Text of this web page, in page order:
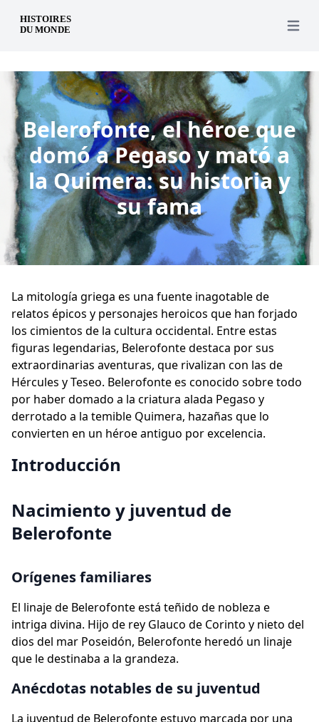
es Open
Belerofonte, el héroe que
domó a Pegaso y mató a
la Quimera: su historia y
su fama
La mitología griega es una fuente inagotable de
relatos épicos y personajes heroicos que han forjado
los cimientos de la cultura occidental. Entre estas
figuras legendarias, Belerofonte destaca por sus
extraordinarias aventuras, que rivalizan con las de
Hércules y Teseo. Belerofonte es conocido sobre todo
por haber domado a la criatura alada Pegaso y
derrotado a la temible Quimera, hazañas que lo
convierten en un héroe antiguo por excelencia.
Introducción
Nacimiento y juventud de
Belerofonte
Orígenes familiares
El linaje de Belerofonte está teñido de nobleza e
intriga divina. Hijo de rey Glauco de Corinto y nieto del
dios del mar Poseidón, Belerofonte heredó un linaje
que le destinaba a la grandeza.
Anécdotas notables de su juventud
La juventud de Belerofonte estuvo marcada por una